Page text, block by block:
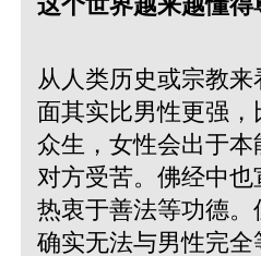
从人类历史或宗教
面其实比男性更强
众生，女性会出于
对方受苦。佛经中也
热衷于善法等功德。
确实无法与男性完全